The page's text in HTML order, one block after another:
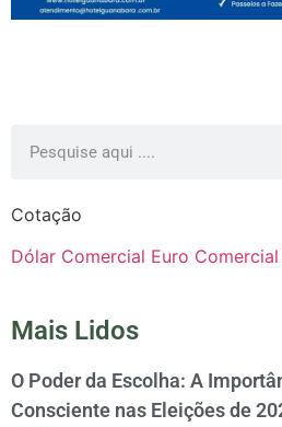
Cotação
Dólar Comercial Euro Comercial
Mais Lidos
O Poder da Escolha: A
Consciente nas Eleições de